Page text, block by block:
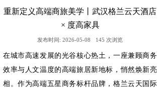
重新定义高端商旅美学丨武汉格兰云天酒店
× 度高家具
发布时间: 2026-05-08 145 次浏览
在城市高速发展的光谷核心热土，一座兼顾商务
效率与人文温度的高端旅居新地标，悄然焕新亮
相。作为高端五星商务标杆品牌，格兰云天国际